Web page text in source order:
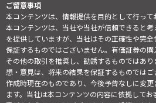
ご留意事項
本コンテンツは、情報提供を目的として行って
本コンテンツは、当社や当社が信頼できると
を提供していますが、当社はその正確性や完
保証するものではございません。有価証券の購
その他の取引を推奨し、勧誘するものではあ
想・意見は、将来の結果を保証するものでは
作成時現在のものであり、今後予告なしに変
ます。当社は本コンテンツの内容に依拠して